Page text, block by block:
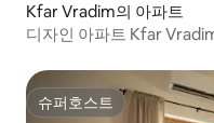
Kfar Vradim의 아파트
디자인 아파트 Kfar
슈퍼호스트
슈퍼호스트